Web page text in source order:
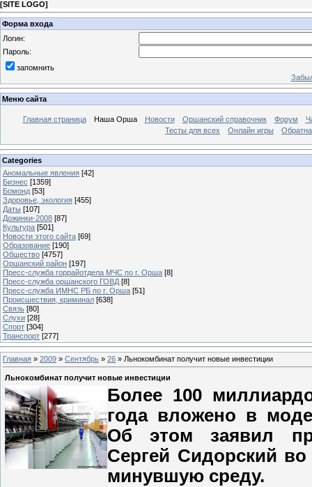
[SITE LOGO]
Форма входа
Логин:
Пароль:
запомнить
Меню сайта
Главная страница Наша Орша Новости Оршанский справочник Форум
Тесты для всех
Онлайн игры
Categories
Аномальные явления [42]
Бизнес [1359]
Бомонд [53]
Здоровье, экология [455]
Даты [107]
Дожинки-2008 [87]
Культура [501]
Новости этого сайта [69]
Образование [190]
Общество [4757]
Оршанский район [197]
Пресс-служба горрайотдела МЧС по г. Орша [8]
Пресс-служба оршанского ГОВД [8]
Пресс-служба ИМНС РБ по г. Орша [51]
Проиcшествия, криминал [638]
Связь [80]
Слухи [28]
Спорт [304]
Транспорт [277]
Главная » 2009 » Сентябрь » 26 » Льнокомбинат получит новые инвестиции
Льнокомбинат получит новые инвестиции
Более 100
года вложено в
Об этом заявил
Сергей Сидорский
минувшую среду.